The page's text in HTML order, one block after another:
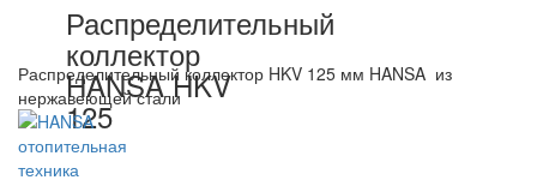
Распределительный
коллектор
HANSA HKV
125
Распределительный коллектор HKV 125 мм HANSA из
нержавеющей стали